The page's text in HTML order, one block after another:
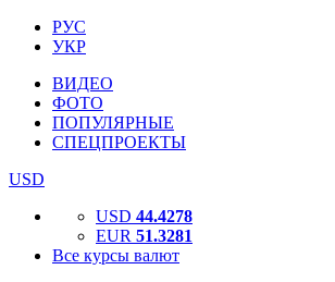
РУС
УКР
ВИДЕО
ФОТО
ПОПУЛЯРНЫЕ
СПЕЦПРОЕКТЫ
USD
USD 44.4278
EUR 51.3281
Все курсы валют